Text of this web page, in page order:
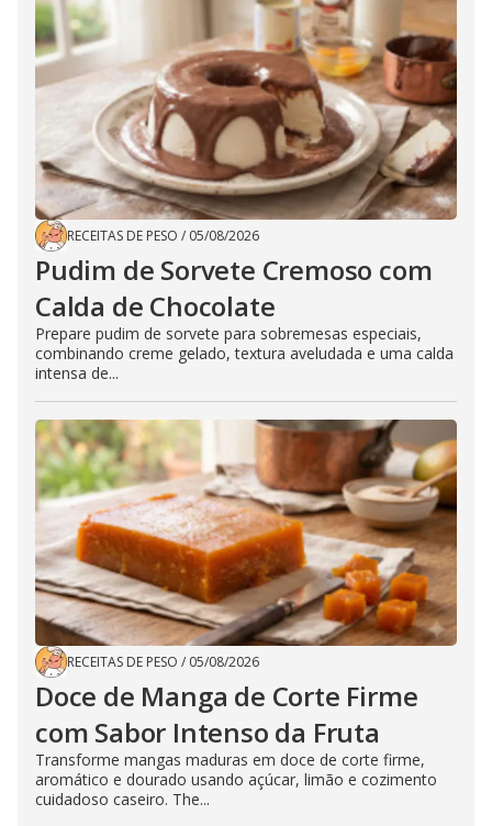
RECEITAS DE PESO / 05/08/2026
Pudim de Sorvete Cremoso com
Calda de Chocolate
Prepare pudim de sorvete para sobremesas especiais,
combinando creme gelado, textura aveludada e uma calda
intensa de...
RECEITAS DE PESO / 05/08/2026
Doce de Manga de Corte Firme
com Sabor Intenso da Fruta
Transforme mangas maduras em doce de corte firme,
aromático e dourado usando açúcar, limão e cozimento
cuidadoso caseiro. The...